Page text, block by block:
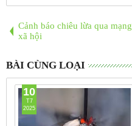
Cảnh báo chiêu lừa qua mạng
xã hội
BÀI CÙNG LOẠI
10
T7
2025